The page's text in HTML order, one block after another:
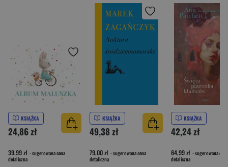
KSIĄŻKA
24,86 zł
39,99 zł - sugerowana cena
detaliczna
KSIĄŻKA
49,38 zł
79,00 zł - sugerowana cena
detaliczna
KSIĄŻKA
42,24 zł
64,99 zł - sugerowana cena
detaliczna